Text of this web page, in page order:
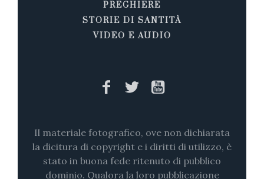
PREGHIERE
STORIE DI SANTITÀ
VIDEO E AUDIO
Il materiale fotografico, ove non dichiarata
la dicitura di copyright e i diritti di utilizzo, è
stato in buona fede ritenuto di pubblico
dominio. Qualora la loro pubblicazione